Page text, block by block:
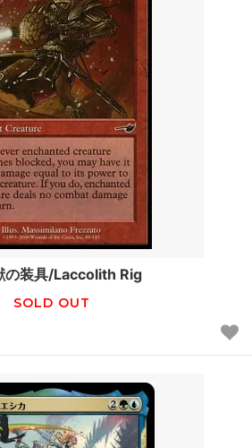
の装具/Laccolith Rig
SOLD OUT